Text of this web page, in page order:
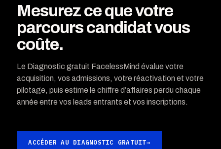
Mesurez ce que votre
parcours candidat vous
coûte.
Le Diagnostic gratuit FacelessMind évalue votre
acquisition, vos admissions, votre réactivation et votre
pilotage, puis estime le chiffre d’affaires perdu chaque
année entre vos leads entrants et vos inscriptions.
ACCÉDER AU DIAGNOSTIC GRATUIT→